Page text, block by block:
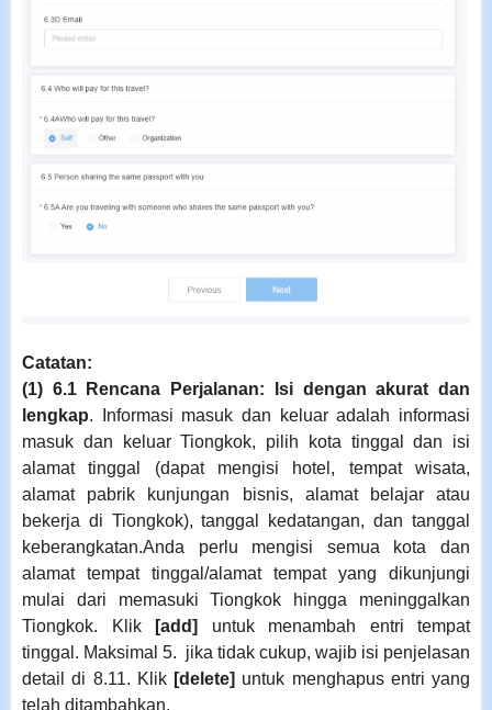
Catatan:
(1) 6.1 Rencana Perjalanan:
Isi dengan akurat dan
lengkap.
Informasi masuk dan keluar adalah informasi
masuk dan keluar Tiongkok, pilih kota tinggal dan isi
alamat tinggal (dapat mengisi hotel, tempat wisata,
alamat pabrik kunjungan bisnis, alamat belajar atau
bekerja di Tiongkok), tanggal kedatangan, dan tanggal
keberangkatan.Anda perlu mengisi semua kota dan
alamat tempat tinggal/alamat tempat yang dikunjungi
mulai dari memasuki Tiongkok hingga meninggalkan
Tiongkok. Klik
[add]
untuk menambah entri tempat
tinggal. Maksimal 5. jika tidak cukup, wajib isi penjelasan
detail di 8.11. Klik [delete] untuk menghapus entri yang
telah ditambahkan.